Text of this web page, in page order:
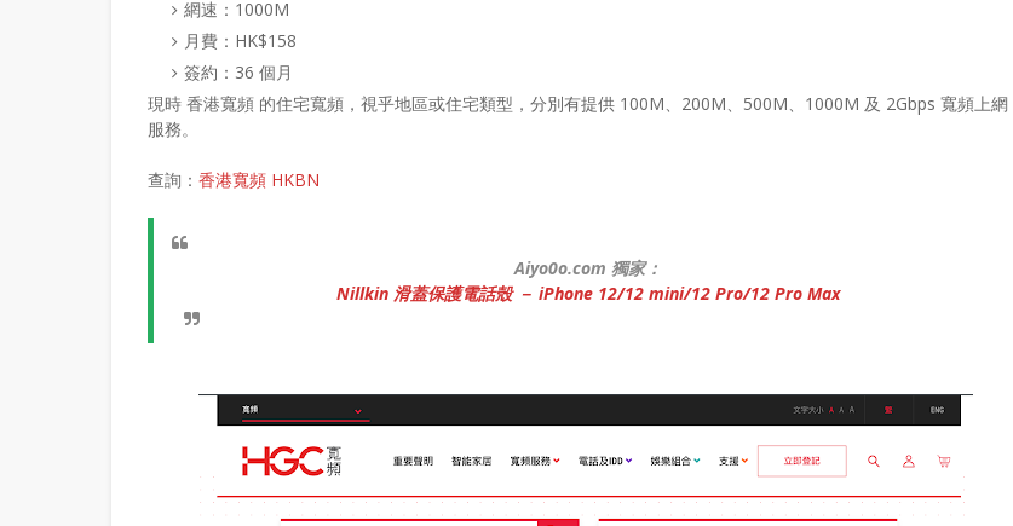
網速：1000M
月費：HK$158
簽約：36 個月
現時 香港寬頻 的住宅寬頻，視乎地區或住宅類型，分別有提供 100M、200M、500M、1000M 及 2Gbps 寬頻上網
服務。
查詢： 香港寬頻 HKBN
Aiyo0o.com 獨家：
Nillkin 滑蓋保護電話殼 － iPhone 12/12 mini/12 Pro/12 Pro Max